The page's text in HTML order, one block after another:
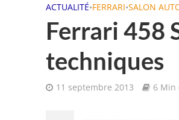
ACTUALITÉ•FERRARI•SALON
Ferrari 458
techniques
11 septembre 2013 6 Min